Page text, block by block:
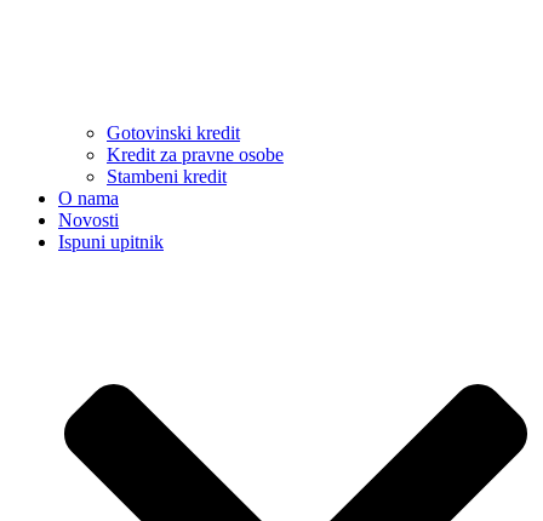
Gotovinski kredit
Kredit za pravne osobe
Stambeni kredit
O nama
Novosti
Ispuni upitnik